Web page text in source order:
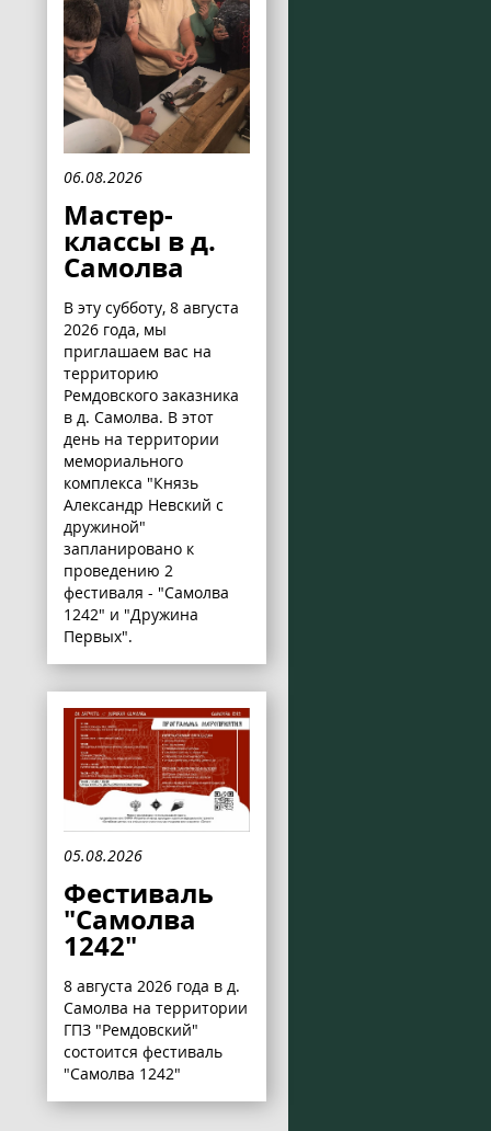
06.08.2026
Мастер-
классы в д.
Самолва
В эту субботу, 8 августа
2026 года, мы
приглашаем вас на
территорию
Ремдовского заказника
в д. Самолва. В этот
день на территории
мемориального
комплекса "Князь
Александр Невский с
дружиной"
запланировано к
проведению 2
фестиваля - "Самолва
1242" и "Дружина
Первых".
05.08.2026
Фестиваль
"Самолва
1242"
8 августа 2026 года в д.
Самолва на территории
ГПЗ "Ремдовский"
состоится фестиваль
"Самолва 1242"